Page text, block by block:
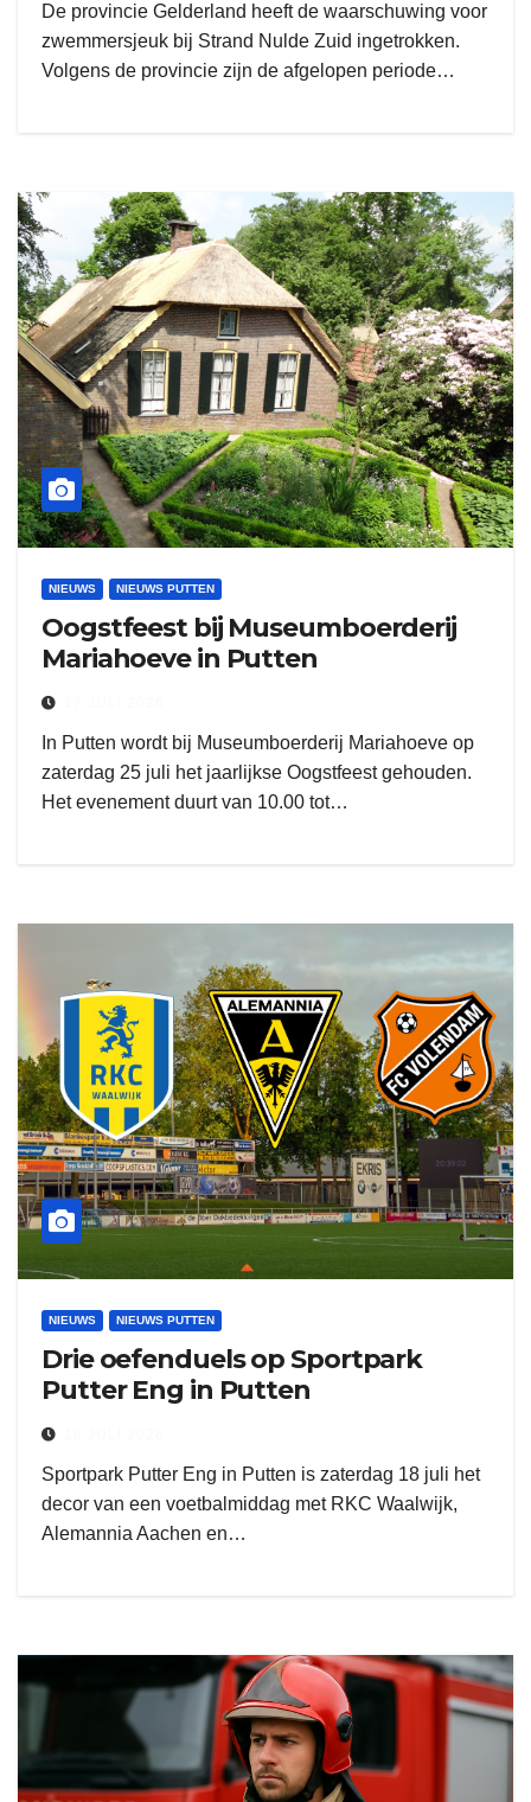
De provincie Gelderland heeft de waarschuwing voor
zwemmersjeuk bij Strand Nulde Zuid ingetrokken.
Volgens de provincie zijn de afgelopen periode…
NIEUWS NIEUWS PUTTEN
Oogstfeest bij Museumboerderij
Mariahoeve in Putten
In Putten wordt bij Museumboerderij Mariahoeve op
zaterdag 25 juli het jaarlijkse Oogstfeest gehouden.
Het evenement duurt van 10.00 tot…
NIEUWS NIEUWS PUTTEN
Drie oefenduels op Sportpark
Putter Eng in Putten
Sportpark Putter Eng in Putten is zaterdag 18 juli het
decor van een voetbalmiddag met RKC Waalwijk,
Alemannia Aachen en…